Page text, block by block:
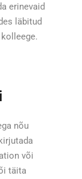
erinevaid
läbitud
nõu
või
täita